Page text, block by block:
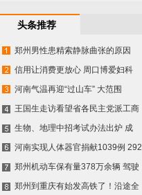
头条推荐
郑州男性患精索静脉曲张的原因
信用让消费更放心 周口博爱妇科
河南气温再迎“过山车” 大范围
王国生走访看望省各民主党派工商
生物、地理中招考试办法出炉 成
河南实现人体器官捐献1039例 292
郑州机动车保有量378万余辆 驾驶
郑州到重庆有始发高铁了！沿途全